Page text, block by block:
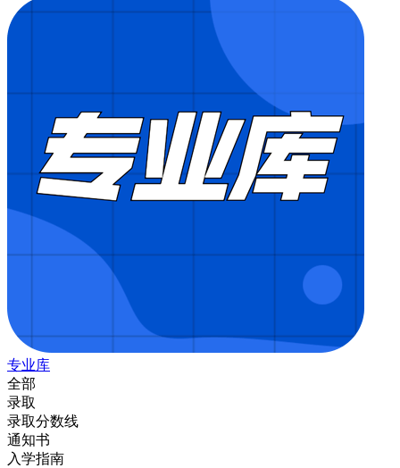
专业库
全部
录取
录取分数线
通知书
入学指南